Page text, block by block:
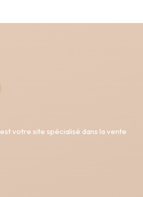
est votre site spécialisé dans la vente